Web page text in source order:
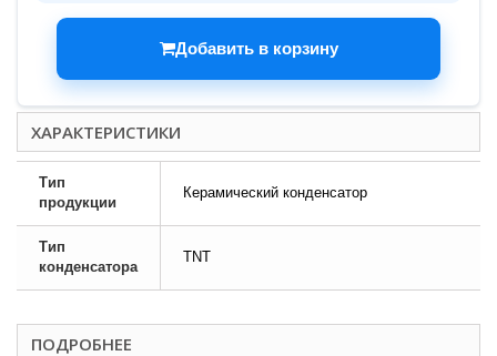
Добавить в корзину
ХАРАКТЕРИСТИКИ
Тип
продукции
Керамический конденсатор
Тип
конденсатора
TNT
ПОДРОБНЕЕ